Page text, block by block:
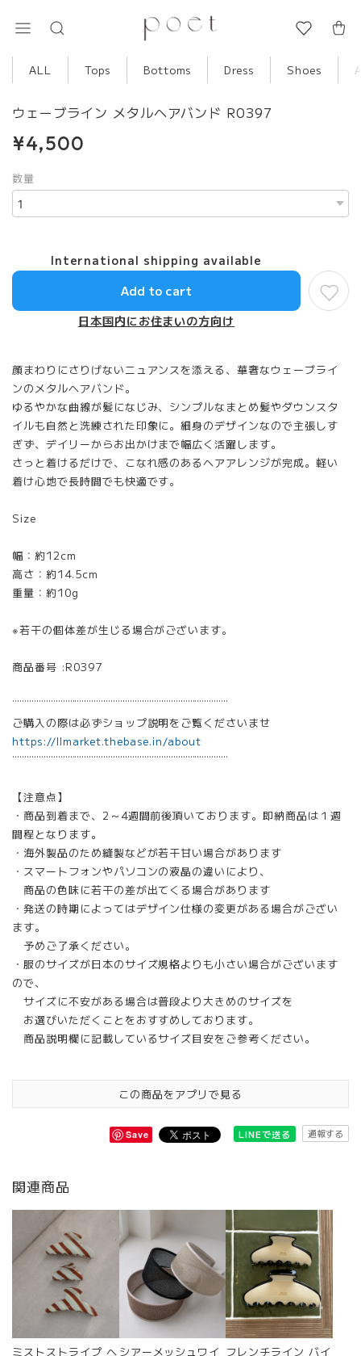
ALL Tops Bottoms Dress Shoes
ウェーブライン メタルヘアバンド R0397
¥4,500
数量
International shipping available
Add to cart
日本国内にお住まいの方向け
顔まわりにさりげないニュアンスを添える、華奢なウェーブライ
ンのメタルヘアバンド。
ゆるやかな曲線が髪になじみ、シンプルなまとめ髪やダウンスタ
イルも自然と洗練された印象に。細身のデザインなので主張しす
ぎず、デイリーからお出かけまで幅広く活躍します。
さっと着けるだけで、こなれ感のあるヘアアレンジが完成。軽い
着け心地で長時間でも快適です。
Size
幅：約12cm
高さ：約14.5cm
重量：約10g
※若干の個体差が生じる場合がございます。
商品番号 :R0397
¨¨¨¨¨¨¨¨¨¨¨¨¨¨¨¨¨¨¨¨¨¨¨¨¨¨¨¨¨¨¨¨¨¨¨¨¨¨¨¨¨¨¨¨¨
ご購入の際は必ずショップ説明をご覧くださいませ
https://llmarket.thebase.in/about
¨¨¨¨¨¨¨¨¨¨¨¨¨¨¨¨¨¨¨¨¨¨¨¨¨¨¨¨¨¨¨¨¨¨¨¨¨¨¨¨¨¨¨¨¨
【注意点】
・商品到着まで、2～4週間前後頂いております。即納商品は１週
間程となります。
・海外製品のため縫製などが若干甘い場合があります
・スマートフォンやパソコンの液晶の違いにより、
商品の色味に若干の差が出てくる場合があります
・発送の時期によってはデザイン仕様の変更がある場合がござい
ます。
予めご了承ください。
・服のサイズが日本のサイズ規格よりも小さい場合がございます
ので、
サイズに不安がある場合は普段より大きめのサイズを
お選びいただくことをおすすめしております。
商品説明欄に記載しているサイズ目安をご参考ください。
この商品をアプリで見る
Save LINEで送る 通報する
関連商品
ミストストライプ ヘ シアーメッシュワイ フレンチライン バイ